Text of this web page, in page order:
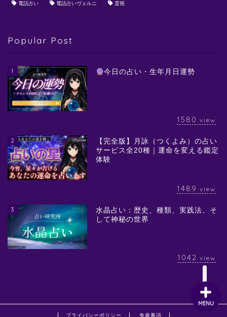
電話占い 電話占いヴェルニ 霊視
Popular Post
1 今日の占い・生年月日運勢
1580 view
2
【完全版】月詠（つくよみ）の占い
サービス全20種｜運命を変える鑑定
体験
1489 view
3
水晶占い：歴史、種類、実践法、そ
して神秘の世界
1042 view
プライバシーポリシー 免責事項
MENU